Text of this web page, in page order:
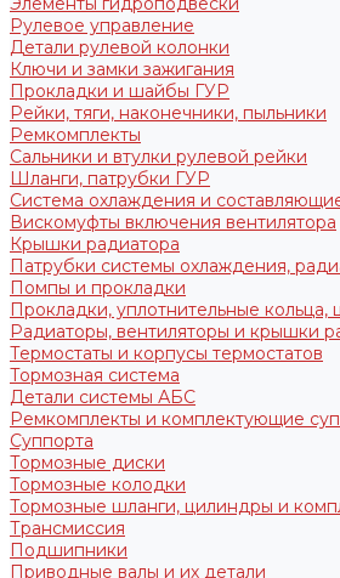
Рулевое управление
Детали рулевой колонки
Ключи и замки зажигания
Прокладки и шайбы ГУР
Рейки, тяги, наконечники, пыльники
Ремкомплекты
Сальники и втулки рулевой рейки
Шланги, патрубки ГУР
Система охлаждения и
Вискомуфты включения вентилятора
Крышки радиатора
Патрубки системы охлаждения,
Помпы и прокладки
Прокладки, уплотнительные кольца,
Радиаторы, вентиляторы и крышки
Термостаты и корпусы термостатов
Тормозная система
Детали системы АБС
Ремкомплекты и комплектующие
Суппорта
Тормозные диски
Тормозные колодки
Тормозные шланги, цилиндры и
Трансмиссия
Подшипники
Приводные валы и их детали